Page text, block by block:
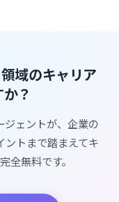
域のキャリア
？
ジェントが、企業の
ントまで踏まえてキ
全無料です。